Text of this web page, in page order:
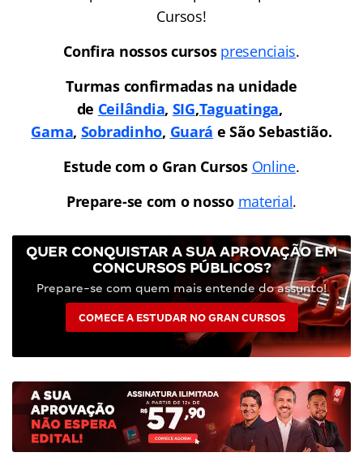
Cursos!
Confira nossos cursos presenciais.
Turmas confirmadas na unidade
de Ceilândia, SIG,Taguatinga,
Gama, Sobradinho, Guará e São Sebastião.
Estude com o Gran Cursos Online.
Prepare-se com o nosso material.
QUER CONQUISTAR A SUA APROVAÇÃO EM
CONCURSOS PÚBLICOS?
Prepare-se com quem mais entende do assunto!
COMECE A ESTUDAR NO GRAN CURSOS